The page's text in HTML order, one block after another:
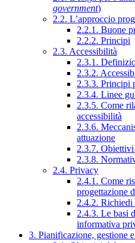
government)
2.2. L’approccio
2.2.1. Buone
2.2.2. Principi
2.3. Accessibilità
2.3.1.
2.3.2.
2.3.3. Principi
2.3.4. Linee
2.3.5. Come
accessibilità
2.3.6.
attuazione
2.3.7. Obiettivi
2.3.8.
2.4. Privacy
2.4.1. Come
progettazione
2.4.2. Richiedi
2.4.3. Le basi
informativa
3. Pianificazione, gestione